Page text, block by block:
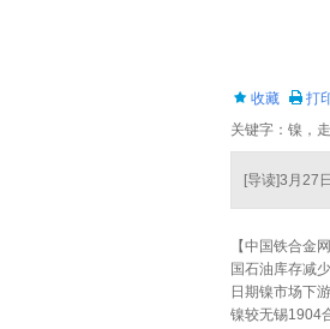
收藏 打
关键字：镍，
[导读]3月27
【中国铁合金
国石油库存减
日期镍市场下
镍较无锡1904